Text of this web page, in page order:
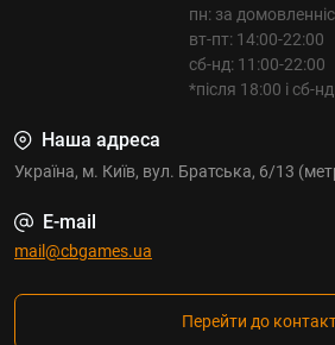
пн: за
вт-пт: 14:00-22:00
сб-нд: 11:00-22:00
*після 18:00 і сб-
Наша адреса
Україна, м. Київ, вул. Братська, 6/13
E-mail
mail@cbgames.ua
Перейти до